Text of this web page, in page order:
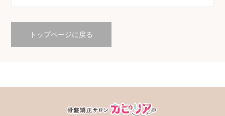
トップページに戻る